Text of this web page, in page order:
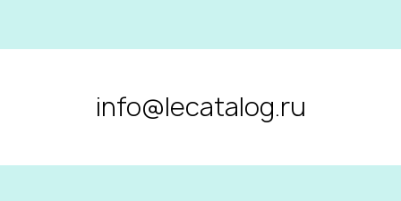
info@lecatalog.ru